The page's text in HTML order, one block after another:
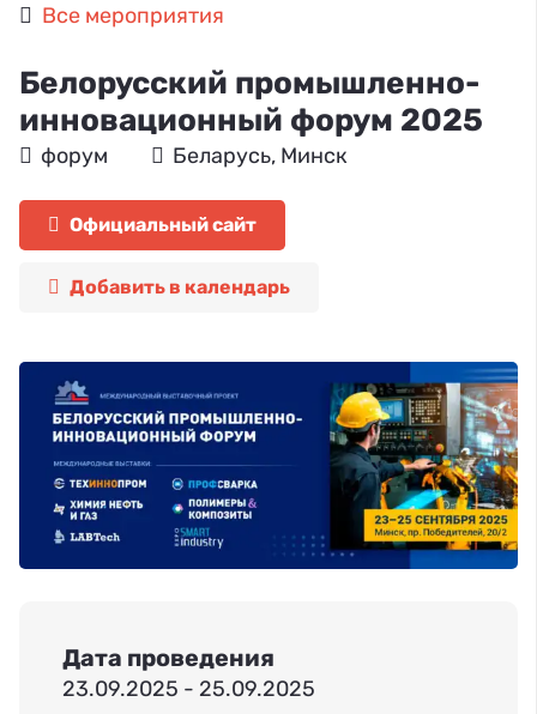
Все мероприятия
Белорусский промышленно-
инновационный форум 2025
форум Беларусь, Минск
Официальный сайт
Добавить в календарь
Дата проведения
23.09.2025 - 25.09.2025